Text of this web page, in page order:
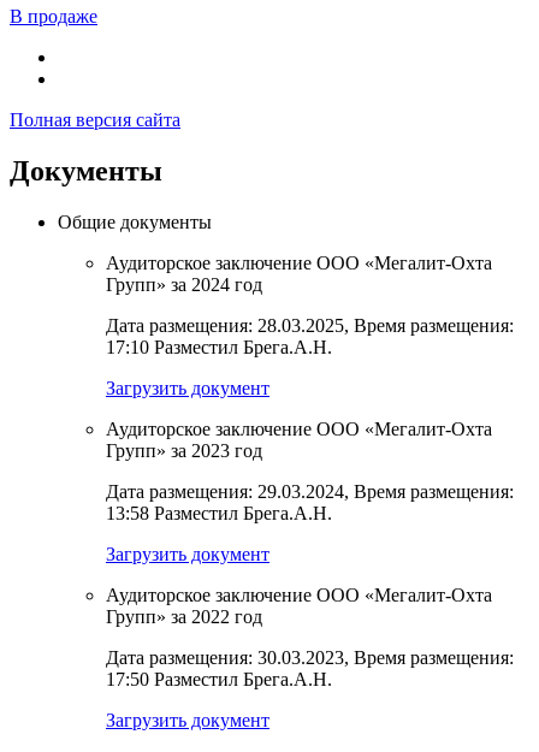
В продаже
Полная версия сайта
Документы
Общие документы
Аудиторское заключение ООО «Мегалит-Охта
Групп» за 2024 год
Дата размещения: 28.03.2025, Время размещения:
17:10 Разместил Брега.А.Н.
Загрузить документ
Аудиторское заключение ООО «Мегалит-Охта
Групп» за 2023 год
Дата размещения: 29.03.2024, Время размещения:
13:58 Разместил Брега.А.Н.
Загрузить документ
Аудиторское заключение ООО «Мегалит-Охта
Групп» за 2022 год
Дата размещения: 30.03.2023, Время размещения:
17:50 Разместил Брега.А.Н.
Загрузить документ